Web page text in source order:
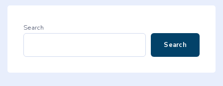
Search
Search